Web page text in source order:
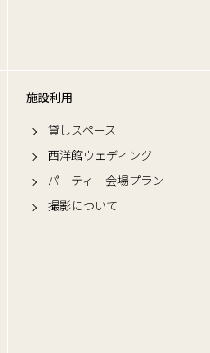
施設利用
貸しスペース
西洋館ウェディング
パーティー会場プラン
撮影について